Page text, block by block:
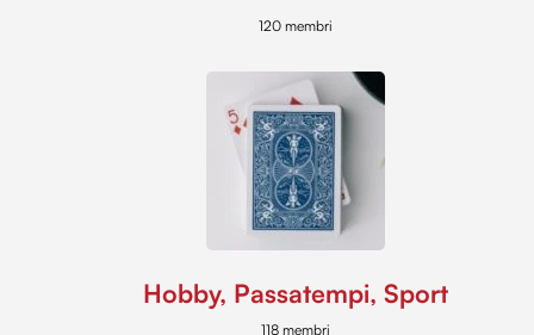
120 membri
Hobby, Passatempi, Sport
118 membri